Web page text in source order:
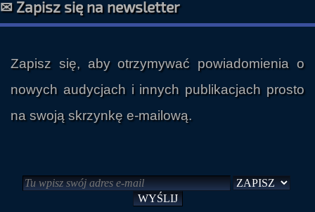
✉ Zapisz się na newsletter
Zapisz się, aby otrzymywać powiadomienia o
nowych audycjach i innych publikacjach prosto
na swoją skrzynkę e-mailową.